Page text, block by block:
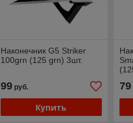
Наконечник G5 Striker
100grn (125 grn) 3шт.
99руб.
Купить
79